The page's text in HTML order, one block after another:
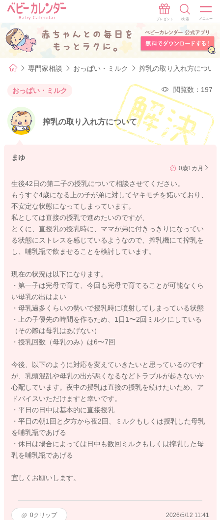
専門家相談 おっぱい・ミルク 搾乳の取り入れ方につい
おっぱい・ミルク 閲覧数：197
搾乳の取り入れ方について
まゆ
0歳1カ月
生後42日の第二子の授乳について相談させてください。
もうすぐ4歳になる上の子が弟に対してヤキモチを妬いており、
不安定な状態になってしまっています。
私としては直接の授乳で進めたいのですが、
とくに、直授乳の授乳時に、ママが弟に付きっきりになってい
る状態にストレスを感じているようなので、搾乳機にて搾乳を
し、哺乳瓶で飲ませることを検討しています。
現在の状況は以下になります。
・第一子は完母で育て、今回も完母で育てることが可能なくら
い母乳の出はよい
・母乳過多くらいの勢いで授乳時に噴射してしまっている状態
・上の子優先の時間を作るため、1日1〜2回ミルクにしている
（その際は母乳はあげない）
・授乳回数（母乳のみ）は6〜7回
今後、以下のように対応を変えていきたいと思っているのです
が、乳頭混乱や母乳の出が悪くなるなどトラブルが起きないか
心配しています。夜中の授乳は直接の授乳を続けたいため、ア
ドバイスいただけますと幸いです。
・平日の日中は基本的に直接授乳
・平日の朝1回と夕方から夜2回、ミルクもしくは授乳した母乳
を哺乳瓶であげる
・休日は場合によっては日中も数回ミルクもしくは搾乳した母
乳を哺乳瓶であげる
宜しくお願いします。
0クリップ 2026/5/12 11:41